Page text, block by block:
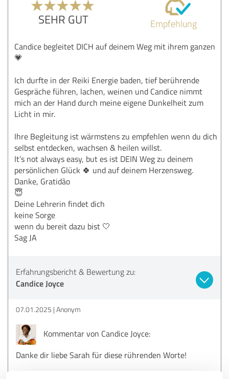
SEHR GUT Empfehlung
Candice begleitet DICH auf deinem Weg mit ihrem ganzen
💗
Ich durfte in der Reiki Energie baden, tief berührende
Gespräche führen, lachen, weinen und Candice nimmt
mich an der Hand durch meine eigene Dunkelheit zum
Licht in mir.
Ihre Begleitung ist wärmstens zu empfehlen wenn du dich
selbst entdecken, wachsen & heilen willst.
It’s not always easy, but es ist DEIN Weg zu deinem
persönlichen Glück 🍀 und auf deinem Herzensweg.
Danke, Gratidão
😇
Deine Lehrerin findet dich
keine Sorge
wenn du bereit dazu bist 🤍
Sag JA
Erfahrungsbericht & Bewertung zu:
Candice Joyce
07.01.2025 Anonym
Kommentar von Candice Joyce:
Danke dir liebe Sarah für diese rührenden Worte!